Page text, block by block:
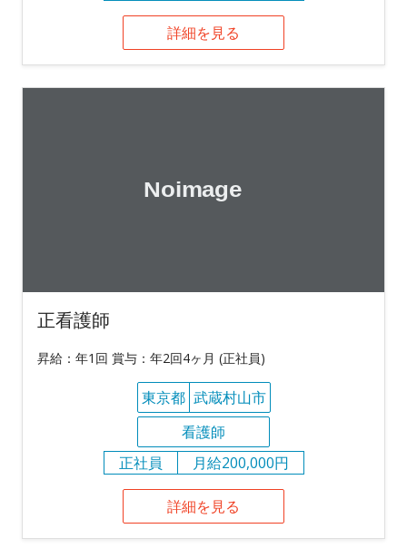
詳細を見る
正看護師
昇給：年1回 賞与：年2回4ヶ月 (正社員)
東京都 武蔵村山市
看護師
正社員
月給200,000円
詳細を見る